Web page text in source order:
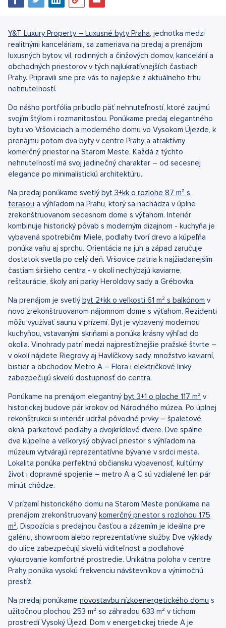
Y&T Luxury Property – Luxusné byty Praha, jednotka medzi
realitnými kanceláriami, sa zameriava na predaj a prenájom
luxusných bytov, vil, rodinných a činžových domov, kancelárií a
obchodných priestorov v tých najlukratívnejších častiach
Prahy. Pripravili sme pre vás to najlepšie z aktuálneho trhu
nehnuteľností.
Do nášho portfólia pribudlo päť nehnuteľností, ktoré zaujmú
svojím štýlom i rozmanitosťou. Ponúkame predaj elegantného
bytu vo Vršoviciach a moderného domu vo Vysokom Újezde, k
prenájmu potom dva byty v centre Prahy a atraktívny
komerčný priestor na Starom Meste. Každá z týchto
nehnuteľností má svoj jedinečný charakter – od secesnej
elegance po minimalistickú architektúru.
Na predaj ponúkame svetlýbyt 3+kk o rozlohe 87 m² s
terasou a výhľadom na Prahu, ktorý sa nachádza v úplne
zrekonštruovanom secesnom dome s výťahom. Interiér
kombinuje historický pôvab s moderným dizajnom - kuchyňa je
vybavená spotrebičmi Miele, podlahy tvorí drevo a kúpeľňa
ponúka vaňu aj sprchu. Orientácia na juh a západ zaručuje
dostatok svetla po celý deň. Vršovice patria k najžiadanejším
častiam širšieho centra - v okolí nechýbajú kaviarne,
reštaurácie, školy ani parky Heroldovy sady a Grébovka.
Na prenájom je svetlýbyt 2+kk o veľkosti 61 m² s balkónom v
novo zrekonštruovanom nájomnom dome s výťahom. Rezidenti
môžu využívať saunu v prízemí. Byt je vybavený modernou
kuchyňou, vstavanými skriňami a ponúka krásny výhľad do
okolia. Vinohrady patrí medzi najprestížnejšie pražské štvrte –
v okolí nájdete Riegrovy aj Havlíčkovy sady, množstvo kaviarní,
bistier a obchodov. Metro A – Flora i električkové linky
zabezpečujú skvelú dostupnosť do centra.
Ponúkame na prenájom elegantnýbyt 3+1 o ploche 117 m² v
historickej budove pár krokov od Národného múzea. Po úplnej
rekonštrukcii si interiér udržal pôvodné prvky – špaletové
okná, parketové podlahy a dvojkrídlové dvere. Dve spálne,
dve kúpeľne a veľkorysý obývací priestor s výhľadom na
múzeum vytvárajú reprezentatívne bývanie v srdci mesta.
Lokalita ponúka perfektnú občiansku vybavenosť, kultúrny
život i dopravné spojenie – metro A a C sú vzdialené len pár
minút chôdze.
V prízemí historického domu na Starom Meste ponúkame na
prenájom zrekonštruovanýkomerčný priestor s rozlohou 175
m². Dispozícia s predajnou časťou a zázemím je ideálna pre
galériu, showroom alebo reprezentatívne služby. Dve výklady
do ulice zabezpečujú skvelú viditeľnosť a podlahové
vykurovanie komfortné prostredie. Unikátna poloha v centre
Prahy ponúka vysokú frekvenciu návštevníkov a výnimočnú
prestíž.
Na predaj ponúkame novostavbu nízkoenergetického domu s
užitočnou plochou 253 m² so záhradou 633 m² v tichom
prostredí Vysoký Újezd. Dom v energetickej triede A je